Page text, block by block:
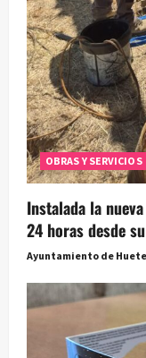
OBRAS Y SERVICIOS
Instalada la
24 horas desde
Ayuntamiento de Huete